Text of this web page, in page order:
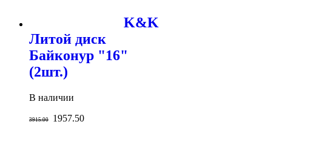
K&K
Литой диск
Байконур "16"
(2шт.)
В наличии
3915.00 1957.50